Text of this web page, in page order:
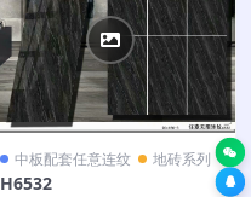
中板配套任意连纹 地砖系列
H6532